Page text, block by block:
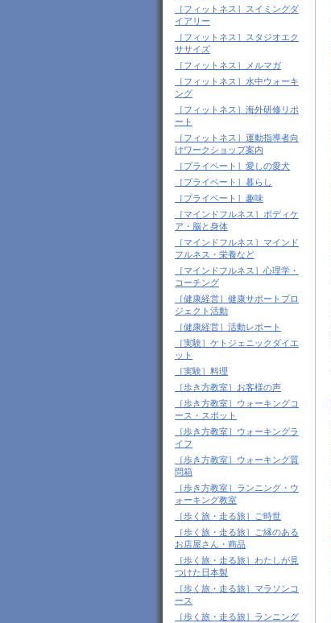
［フィットネス］スイミングダ
イアリー
［フィットネス］スタジオエク
ササイズ
［フィットネス］メルマガ
［フィットネス］水中ウォーキ
ング
［フィットネス］海外研修リポ
ート
［フィットネス］運動指導者向
けワークショップ案内
［プライベート］愛しの愛犬
［プライベート］暮らし
［プライベート］趣味
［マインドフルネス］ボディケ
ア・脳と身体
［マインドフルネス］マインド
フルネス・栄養など
［マインドフルネス］心理学・
コーチング
［健康経営］健康サポートプロ
ジェクト活動
［健康経営］活動レポート
［実験］ケトジェニックダイエ
ット
［実験］料理
［歩き方教室］お客様の声
［歩き方教室］ウォーキングコ
ース・スポット
［歩き方教室］ウォーキングラ
イフ
［歩き方教室］ウォーキング質
問箱
［歩き方教室］ランニング・ウ
ォーキング教室
［歩く旅・走る旅］ご時世
［歩く旅・走る旅］ご縁のある
お店屋さん・商品
［歩く旅・走る旅］わたしが見
つけた日本製
［歩く旅・走る旅］マラソンコ
ース
［歩く旅・走る旅］ランニング